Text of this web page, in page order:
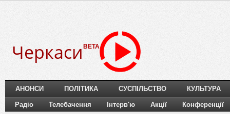
Черкаси BETA
АНОНСИ ПОЛІТИКА СУСПІЛЬСТВО КУЛЬТУРА
Радіо Телебачення Інтерв'ю Акції Конференції